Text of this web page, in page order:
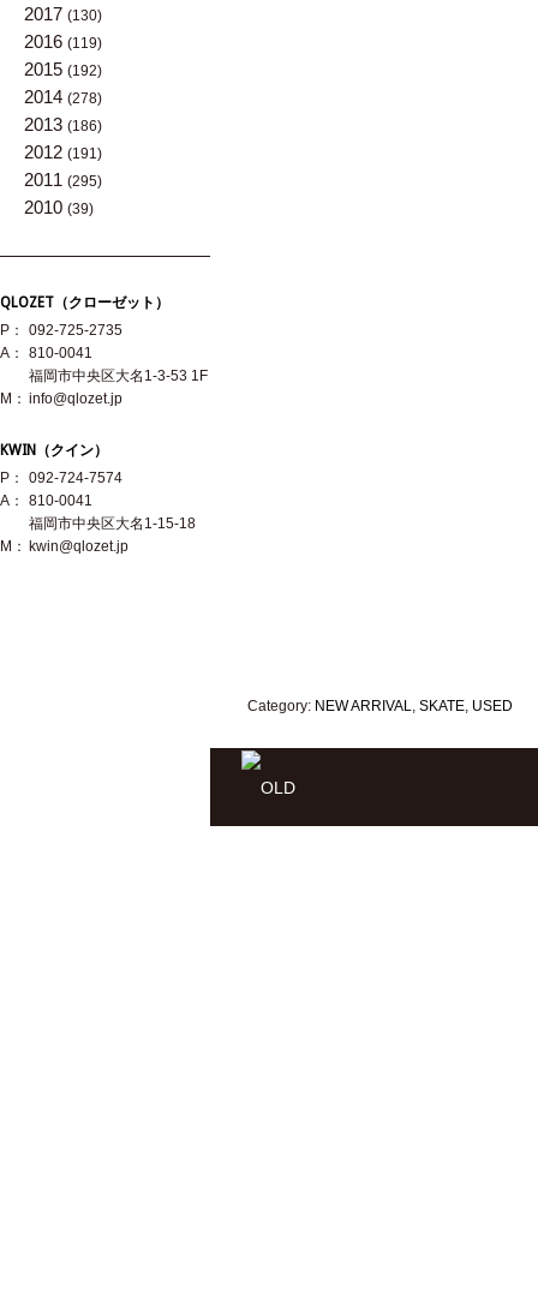
Category: NEW ARRIVAL, SKATE, USED
2017 (130)
2016 (119)
2015 (192)
2014 (278)
2013 (186)
2012 (191)
2011 (295)
2010 (39)
QLOZET（クローゼット）
P：
092-725-2735
A：
810-0041
福岡市中央区大名1-3-53 1F
M： info@qlozet.jp
KWIN（クイン）
P：
092-724-7574
A：
810-0041
福岡市中央区大名1-15-18
M：
kwin@qlozet.jp